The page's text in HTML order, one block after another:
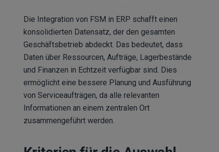
Die Integration von FSM in ERP schafft einen
konsolidierten Datensatz, der den gesamten
Geschäftsbetrieb abdeckt. Das bedeutet, dass
Daten über Ressourcen, Aufträge, Lagerbestände
und Finanzen in Echtzeit verfügbar sind. Dies
ermöglicht eine bessere Planung und Ausführung
von Serviceaufträgen, da alle relevanten
Informationen an einem zentralen Ort
zusammengeführt werden.